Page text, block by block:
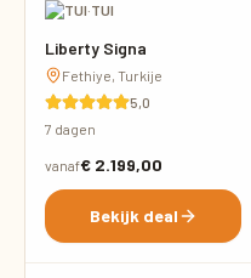
·TUI
Liberty Signa
Fethiye, Turkije
5,0
7 dagen
vanaf€ 2.199,00
Bekijk deal